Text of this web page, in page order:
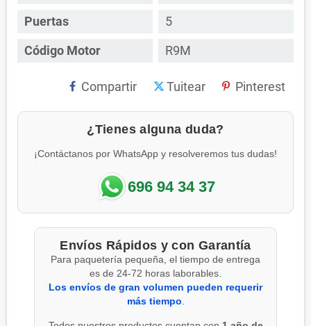
Puertas
5
Código Motor
R9M
Compartir Tuitear Pinterest
¿Tienes alguna duda?
¡Contáctanos por WhatsApp y resolveremos tus dudas!
696 94 34 37
Envíos Rápidos y con Garantía
Para paquetería pequeña, el tiempo de entrega
es de 24-72 horas laborables.
Los envíos de gran volumen pueden requerir
más tiempo